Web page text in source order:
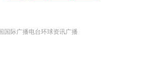
国际广播电台环球资讯广播